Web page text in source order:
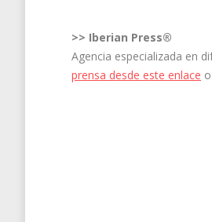
>> Iberian Press®
Agencia especializada en
prensa desde este enlace